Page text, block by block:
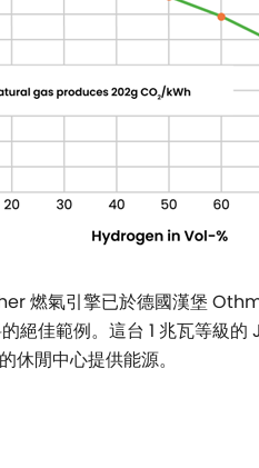
燃氣引擎已於德國漢堡
絕佳範例。這台 1 兆瓦等級
閒中心提供能源。